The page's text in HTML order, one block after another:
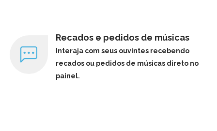
Recados e pedidos de músicas
Interaja com seus ouvintes recebendo
recados ou pedidos de músicas direto no
painel.